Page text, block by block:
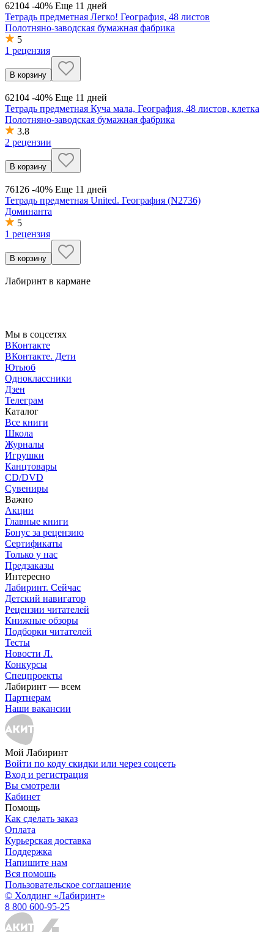
62104 -40% Еще 11 дней
Тетрадь предметная Легко! География, 48 листов
Полотняно-заводская бумажная фабрика
5
1 рецензия
В корзину
62104 -40% Еще 11 дней
Тетрадь предметная Куча мала, География, 48 листов, клетка
Полотняно-заводская бумажная фабрика
3.8
2 рецензии
В корзину
76126 -40% Еще 11 дней
Тетрадь предметная United. География (N2736)
Доминанта
5
1 рецензия
В корзину
Лабиринт в кармане
Мы в соцсетях
ВКонтакте
ВКонтакте. Дети
Ютьюб
Одноклассники
Дзен
Телеграм
Каталог
Все книги
Школа
Журналы
Игрушки
Канцтовары
CD/DVD
Сувениры
Важно
Акции
Главные книги
Бонус за рецензию
Сертификаты
Только у нас
Предзаказы
Интересно
Лабиринт. Сейчас
Детский навигатор
Рецензии читателей
Книжные обзоры
Подборки читателей
Тесты
Новости Л.
Конкурсы
Спецпроекты
Лабиринт — всем
Партнерам
Наши вакансии
Мой Лабиринт
Войти по коду скидки или через соцсеть
Вход и регистрация
Вы смотрели
Кабинет
Помощь
Как сделать заказ
Оплата
Курьерская доставка
Поддержка
Напишите нам
Вся помощь
Пользовательское соглашение
© Холдинг «Лабиринт»
8 800 600-95-25